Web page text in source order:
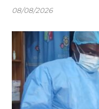
08/08/2026